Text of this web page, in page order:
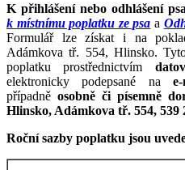
K přihlášení nebo odhlášení psa
k místnímu poplatku ze psa a
Formulář lze získat i na
Adámkova tř. 554, Hlinsko.
poplatku prostřednictvím
elektronicky podepsané na
případně osobně či písemně
Hlinsko, Adámkova tř. 554, 539
Roční sazby poplatku jsou